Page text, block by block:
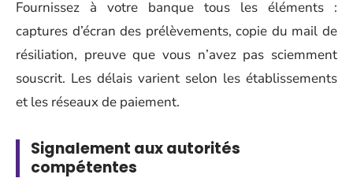
Fournissez à votre banque tous les éléments :
captures d’écran des prélèvements, copie du mail de
résiliation, preuve que vous n’avez pas sciemment
souscrit. Les délais varient selon les établissements
et les réseaux de paiement.
Signalement aux autorités
compétentes